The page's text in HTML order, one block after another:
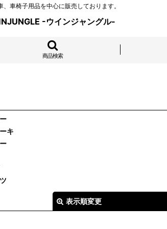
、車椅子用品を中心に販売しております。
-ウインジャングル-
商品検索
キ
表示順変更